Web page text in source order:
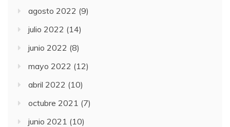
agosto 2022 (9)
julio 2022 (14)
junio 2022 (8)
mayo 2022 (12)
abril 2022 (10)
octubre 2021 (7)
junio 2021 (10)